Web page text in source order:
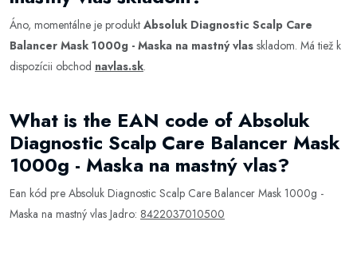
Áno, momentálne je produkt Absoluk Diagnostic Scalp Care
Balancer Mask 1000g - Maska na mastný vlas skladom. Má tiež k
dispozícii obchod navlas.sk.
What is the EAN code of Absoluk
Diagnostic Scalp Care Balancer Mask
1000g - Maska na mastný vlas?
Ean kód pre Absoluk Diagnostic Scalp Care Balancer Mask 1000g -
Maska na mastný vlas Jadro: 8422037010500